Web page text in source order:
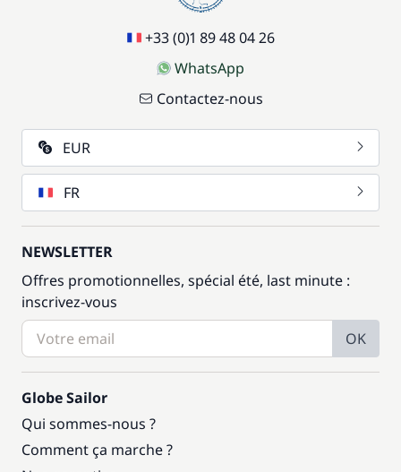
+33 (0)1 89 48 04 26
WhatsApp
Contactez-nous
EUR
FR
NEWSLETTER
Offres promotionnelles, spécial été, last minute :
inscrivez-vous
OK
Globe Sailor
Qui sommes-nous ?
Comment ça marche ?